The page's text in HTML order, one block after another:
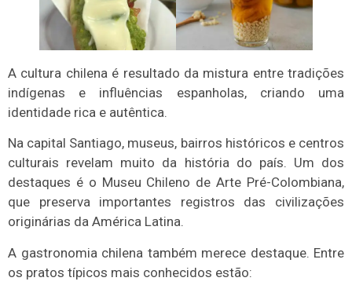
A cultura chilena é resultado da mistura entre tradições
indígenas e influências espanholas, criando uma
identidade rica e autêntica.
Na capital Santiago, museus, bairros históricos e centros
culturais revelam muito da história do país. Um dos
destaques é o Museu Chileno de Arte Pré-Colombiana,
que preserva importantes registros das civilizações
originárias da América Latina.
A gastronomia chilena também merece destaque. Entre
os pratos típicos mais conhecidos estão: